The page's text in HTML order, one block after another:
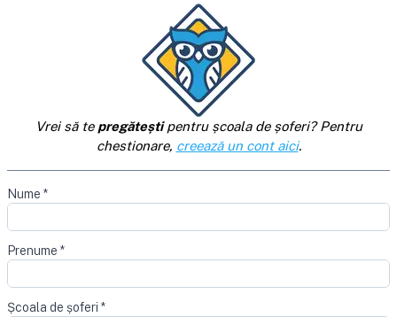
Vrei să te pregăteștipentru școala de șoferi? Pentru
chestionare, creează un cont aici.
Nume *
Prenume *
Școala de șoferi *